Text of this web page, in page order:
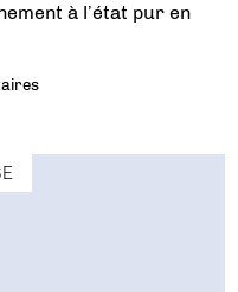
à l’état pur en